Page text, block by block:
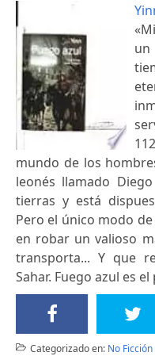
mundo de los
leonés llamado
tierras y está
Pero el único modo
en robar un valioso
transporta... Y que
Sahar. Fuego azul es
Categorizado en: No Ficción